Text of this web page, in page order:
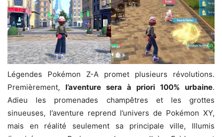
Légendes Pokémon Z-A promet plusieurs révolutions.
Premièrement, l’aventure sera à priori 100% urbaine.
Adieu les promenades champêtres et les grottes
sinueuses, l’aventure reprend l’univers de Pokémon XY,
mais en réalité seulement sa principale ville, Illumis